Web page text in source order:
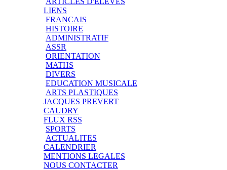
LIENS
FRANCAIS
HISTOIRE
ADMINISTRATIF
ASSR
ORIENTATION
MATHS
DIVERS
EDUCATION MUSICALE
ARTS PLASTIQUES
JACQUES PREVERT
CAUDRY
FLUX RSS
SPORTS
ACTUALITES
CALENDRIER
MENTIONS LEGALES
NOUS CONTACTER